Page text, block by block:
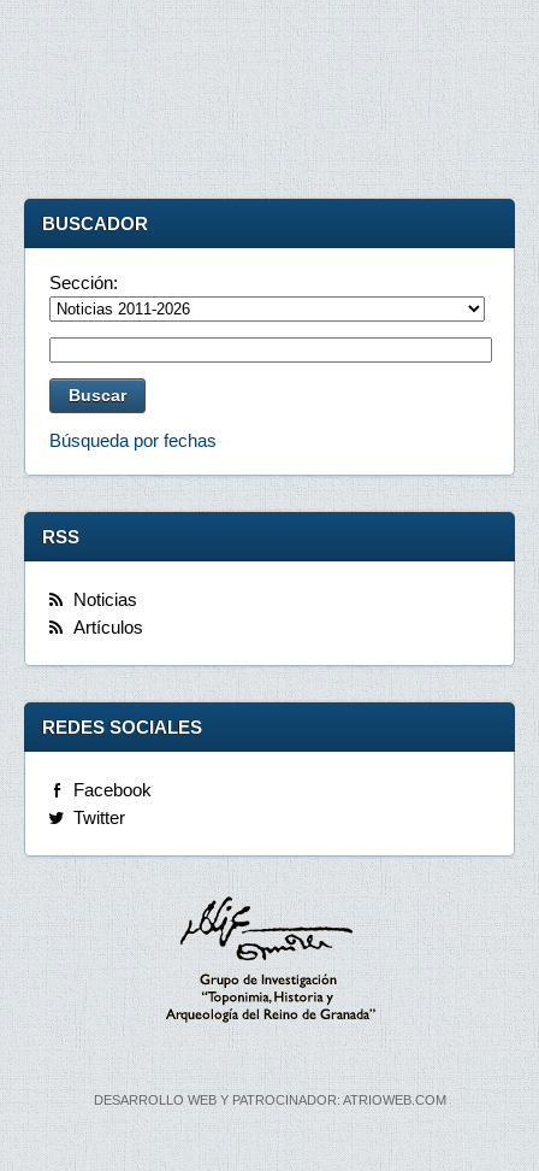
BUSCADOR
Sección:
Búsqueda por fechas
RSS
Noticias
Artículos
REDES SOCIALES
Facebook
Twitter
DESARROLLO WEB Y PATROCINADOR: ATRIOWEB.COM